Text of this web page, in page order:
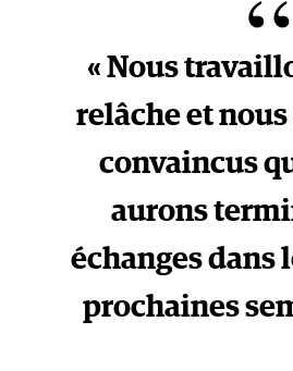
« Nous
relâche et
convaincus
aurons
échanges dans
prochaines